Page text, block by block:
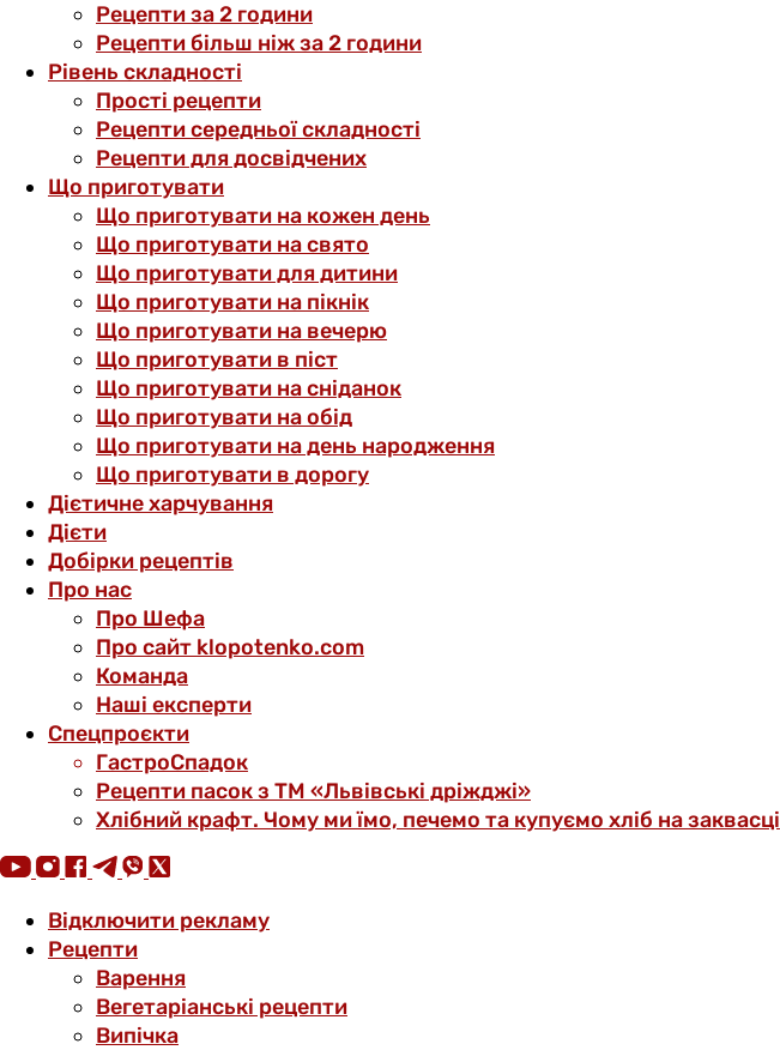
Рецепти за 2 години
Рецепти більш ніж за 2 години
Рівень складності
Прості рецепти
Рецепти середньої складності
Рецепти для досвідчених
Що приготувати
Що приготувати на кожен день
Що приготувати на свято
Що приготувати для дитини
Що приготувати на пікнік
Що приготувати на вечерю
Що приготувати в піст
Що приготувати на сніданок
Що приготувати на обід
Що приготувати на день народження
Що приготувати в дорогу
Дієтичне харчування
Дієти
Добірки рецептів
Про нас
Про Шефа
Про сайт klopotenko.com
Команда
Наші експерти
Спецпроєкти
ГастроСпадок
Рецепти пасок з ТМ «Львівські дріжджі»
Хлібний крафт. Чому ми їмо, печемо та купуємо хліб на заквасці
Відключити рекламу
Рецепти
Варення
Вегетаріанські рецепти
Випічка